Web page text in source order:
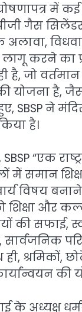
में
गैस
अलावा,
लागू करने का
है, जो
योजना है,
SBSP ने
है।
SBSP “एक
में समान
विषय
शिक्षा और
की सफाई,
सार्वजनिक
ही, श्रमिकों,
की
के अध्यक्ष